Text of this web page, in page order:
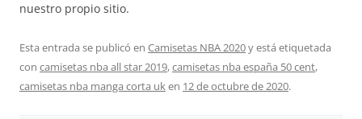
nuestro propio sitio.
Esta entrada se publicó en Camisetas NBA 2020y está etiquetada
con camisetas nba all star 2019,camisetas nba españa 50 cent,
camisetas nba manga corta uken 12 de octubre de 2020.